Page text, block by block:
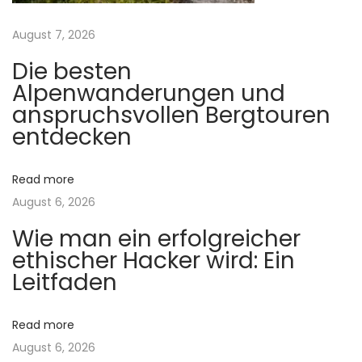
a
t
i
o
n
ü
r
e
i
e
n
g
e
p
l
e
August 7, 2026
Die besten
Alpenwanderungen und
anspruchsvollen Bergtouren
entdecken
Read more
August 6, 2026
Wie man ein erfolgreicher
ethischer Hacker wird: Ein
Leitfaden
Read more
August 6, 2026